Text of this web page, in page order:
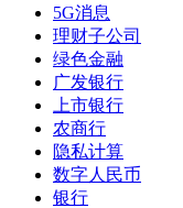
5G消息
理财子公司
绿色金融
广发银行
上市银行
农商行
隐私计算
数字人民币
银行